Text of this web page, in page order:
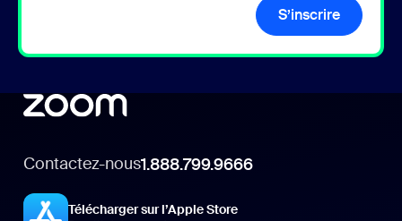
S’inscrire
Contactez-nous1.888.799.9666
Télécharger sur l’Apple Store